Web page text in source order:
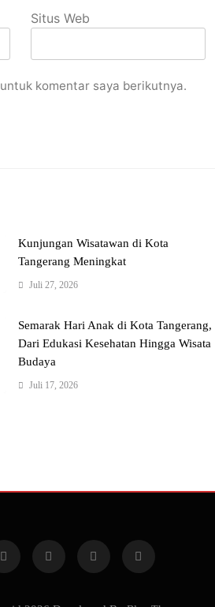
Situs Web
komentar saya berikutnya.
Kunjungan Wisatawan di Kota
Tangerang Meningkat
Juli 27, 2026
Semarak Hari Anak di Kota Tangerang,
Dari Edukasi Kesehatan Hingga Wisata
Budaya
Juli 17, 2026